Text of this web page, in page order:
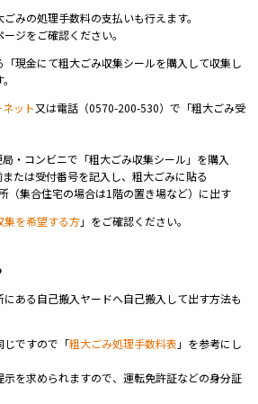
みの処理手数料の支払いも行えます。
ージをご確認ください。
現金にて粗大ごみ収集シールを購入して収集し
ット又は電話（0570-200-530） で「粗大ごみ受
・ コンビニで「粗大ごみ収集シール」を購入
たは受付番号を記入し、粗大ごみに貼る
（集合住宅の場合は1階の置き場など）に出す
集を希望する方」をご確認ください。
ある自己搬入ヤードへ自己搬入して出す方法も
じですので「粗大ごみ処理手数料表 」を参考にし
を求められますので、運転免許証などの身分証